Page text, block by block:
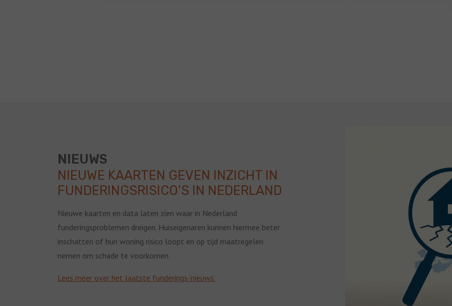
NIEUWS
NIEUWE KAARTEN GEVEN INZICHT IN
FUNDERINGSRISICO’S IN NEDERLAND
Nieuwe kaarten en data laten zien waar in Nederland
funderingsproblemen dreigen. Huiseigenaren kunnen hiermee beter
inschatten of hun woning risico loopt en op tijd maatregelen
nemen om schade te voorkomen.
Lees meer over het laatste funderings-‘nieuws’